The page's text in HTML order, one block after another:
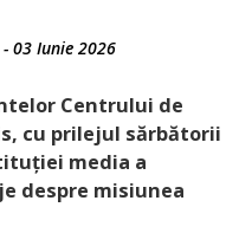
- 03 Iunie 2026
Centrului de
cu prilejul sărbătorii
media a
despre misiunea